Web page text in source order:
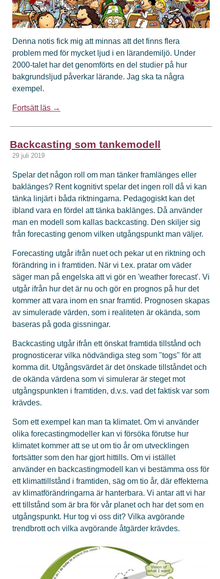
Denna notis fick mig att minnas att det finns flera
problem med för mycket ljud i en lärandemiljö. Under
2000-talet har det genomförts en del studier på hur
bakgrundsljud påverkar lärande. Jag ska ta några
exempel.
Fortsätt läs →
Backcasting som tankemodell
29 juli 2019
Spelar det någon roll om man tänker framlänges eller
baklänges? Rent kognitivt spelar det ingen roll då vi kan
tänka linjärt i båda riktningarna. Pedagogiskt kan det
ibland vara en fördel att tänka baklänges. Då använder
man en modell som kallas backcasting. Den skiljer sig
från forecasting genom vilken utgångspunkt man väljer.
Forecasting utgår ifrån nuet och pekar ut en riktning och
förändring in i framtiden. När vi t.ex. pratar om väder
säger man på engelska att vi gör en 'weather forecast'. Vi
utgår ifrån hur det är nu och gör en prognos på hur det
kommer att vara inom en snar framtid. Prognosen skapas
av simulerade värden, som i realiteten är okända, som
baseras på goda gissningar.
Backcasting utgår ifrån ett önskat framtida tillstånd och
prognosticerar vilka nödvändiga steg som "togs" för att
komma dit. Utgångsvärdet är det önskade tillståndet och
de okända värdena som vi simulerar är steget mot
utgångspunkten i framtiden, d.v.s. vad det faktisk var som
krävdes.
Som ett exempel kan man ta klimatet. Om vi använder
olika forecastingmodeller kan vi försöka förutse hur
klimatet kommer att se ut om tio år om utvecklingen
fortsätter som den har gjort hittills. Om vi istället
använder en backcastingmodell kan vi bestämma oss för
ett klimattillstånd i framtiden, säg om tio år, där effekterna
av klimatförändringarna är hanterbara. Vi antar att vi har
ett tillstånd som är bra för vår planet och har det som en
utgångspunkt. Hur tog vi oss dit? Vilka avgörande
trendbrott och vilka avgörande åtgärder krävdes.